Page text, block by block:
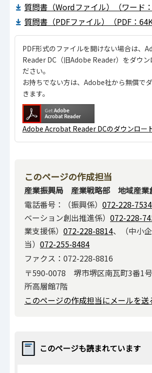
質問書（Wordファイル）（ワード：
質問書（PDFファイル）（PDF：
PDF形式のファイルを開けない場合は、
Reader DC（旧Adobe Reader）をダウン
ださい。
お持ちでない方は、Adobe社から無償で
きます。
Adobe Acrobat Reader DCのダウンロー
このページの作成担当
産業振興局 産業戦略部 地域産業
電話番号：（振興係） 072-228-7534
ベーション創出推進係） 072-228-
業支援係） 072-228-8814、（中小
当） 072-255-8484
ファクス：072-228-8816
〒590-0078 堺市堺区南瓦町3番1
所高層館7階
このページの作成担当にメールを送
このページも読まれています